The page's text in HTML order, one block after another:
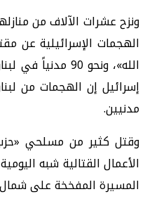
ونزح عشرات الآلاف من
الله»، ونحو 90
مدنيين.
وقتل كثير من مسلحي
الأعمال القتالية شبه
المسيرة المفخخة على